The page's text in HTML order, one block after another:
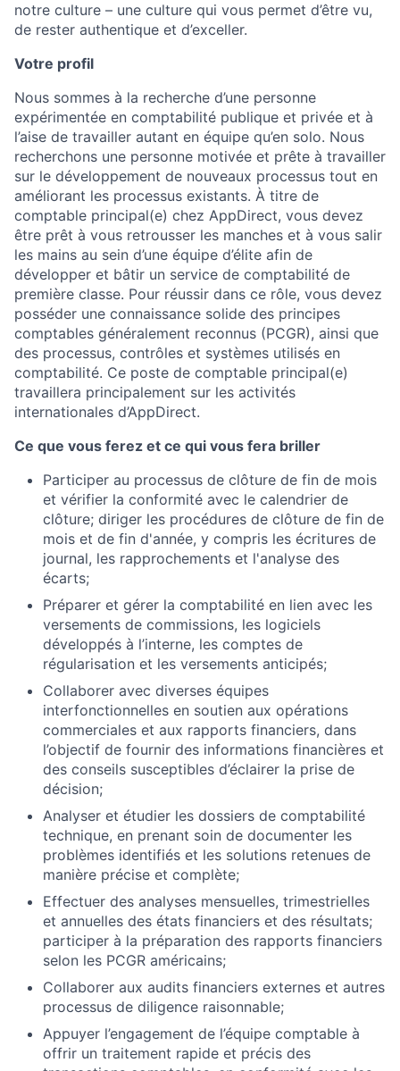
notre culture – une culture qui vous permet d’être vu,
de rester authentique et d’exceller.
Votre profil
Nous sommes à la recherche d’une personne
expérimentée en comptabilité publique et privée et à
l’aise de travailler autant en équipe qu’en solo. Nous
recherchons une personne motivée et prête à travailler
sur le développement de nouveaux processus tout en
améliorant les processus existants. À titre de
comptable principal(e) chez AppDirect, vous devez
être prêt à vous retrousser les manches et à vous salir
les mains au sein d’une équipe d’élite afin de
développer et bâtir un service de comptabilité de
première classe. Pour réussir dans ce rôle, vous devez
posséder une connaissance solide des principes
comptables généralement reconnus (PCGR), ainsi que
des processus, contrôles et systèmes utilisés en
comptabilité. Ce poste de comptable principal(e)
travaillera principalement sur les activités
internationales d’AppDirect.
Ce que vous ferez et ce qui vous fera briller
Participer au processus de clôture de fin de mois
et vérifier la conformité avec le calendrier de
clôture; diriger les procédures de clôture de fin de
mois et de fin d'année, y compris les écritures de
journal, les rapprochements et l'analyse des
écarts;
Préparer et gérer la comptabilité en lien avec les
versements de commissions, les logiciels
développés à l’interne, les comptes de
régularisation et les versements anticipés;
Collaborer avec diverses équipes
interfonctionnelles en soutien aux opérations
commerciales et aux rapports financiers, dans
l’objectif de fournir des informations financières et
des conseils susceptibles d’éclairer la prise de
décision;
Analyser et étudier les dossiers de comptabilité
technique, en prenant soin de documenter les
problèmes identifiés et les solutions retenues de
manière précise et complète;
Effectuer des analyses mensuelles, trimestrielles
et annuelles des états financiers et des résultats;
participer à la préparation des rapports financiers
selon les PCGR américains;
Collaborer aux audits financiers externes et autres
processus de diligence raisonnable;
Appuyer l’engagement de l’équipe comptable à
offrir un traitement rapide et précis des